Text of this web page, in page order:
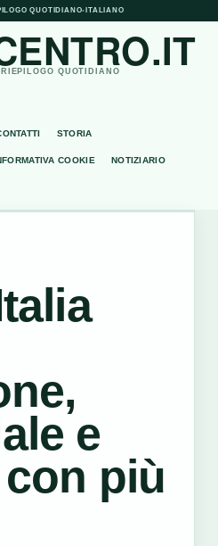
QUOTIDIANO• ITALIANO
QUOTIDIANO
STORIA
COOKIE NOTIZIARIO
e
più